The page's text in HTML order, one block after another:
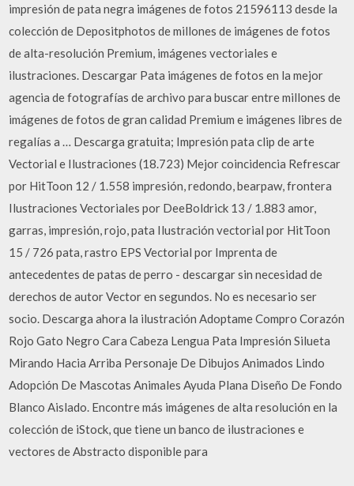
impresión de pata negra imágenes de fotos 21596113 desde la
colección de Depositphotos de millones de imágenes de fotos
de alta-resolución Premium, imágenes vectoriales e
ilustraciones. Descargar Pata imágenes de fotos en la mejor
agencia de fotografías de archivo para buscar entre millones de
imágenes de fotos de gran calidad Premium e imágenes libres de
regalías a … Descarga gratuita; Impresión pata clip de arte
Vectorial e Ilustraciones (18.723) Mejor coincidencia Refrescar
por HitToon 12 / 1.558 impresión, redondo, bearpaw, frontera
Ilustraciones Vectoriales por DeeBoldrick 13 / 1.883 amor,
garras, impresión, rojo, pata Ilustración vectorial por HitToon
15 / 726 pata, rastro EPS Vectorial por Imprenta de
antecedentes de patas de perro - descargar sin necesidad de
derechos de autor Vector en segundos. No es necesario ser
socio. Descarga ahora la ilustración Adoptame Compro Corazón
Rojo Gato Negro Cara Cabeza Lengua Pata Impresión Silueta
Mirando Hacia Arriba Personaje De Dibujos Animados Lindo
Adopción De Mascotas Animales Ayuda Plana Diseño De Fondo
Blanco Aislado. Encontre más imágenes de alta resolución en la
colección de iStock, que tiene un banco de ilustraciones e
vectores de Abstracto disponible para